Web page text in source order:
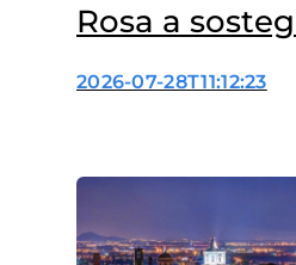
Rosa a
2026-07-28T11:12:23